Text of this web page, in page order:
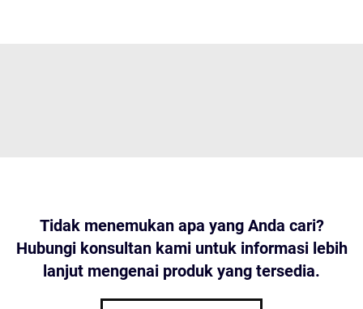
Tidak menemukan apa yang Anda cari?
Hubungi konsultan kami untuk informasi lebih
lanjut mengenai produk yang tersedia.